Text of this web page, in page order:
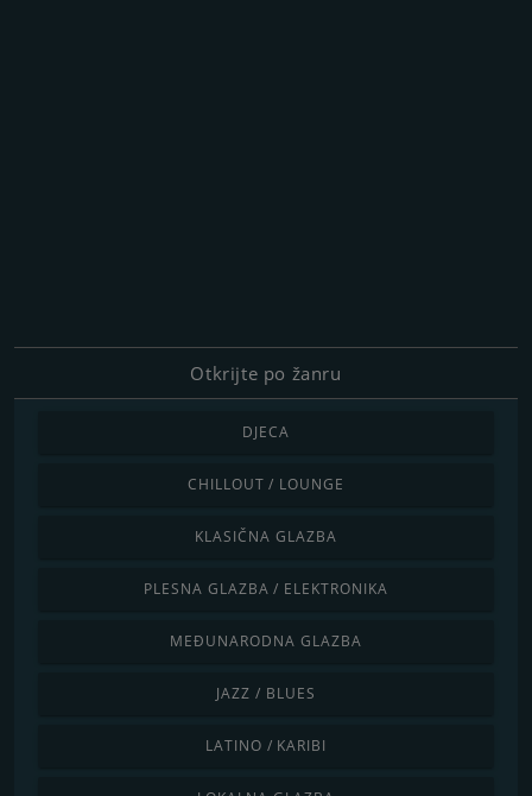
Otkrijte po žanru
DJECA
CHILLOUT / LOUNGE
KLASIČNA GLAZBA
PLESNA GLAZBA / ELEKTRONIKA
MEĐUNARODNA GLAZBA
JAZZ / BLUES
LATINO / KARIBI